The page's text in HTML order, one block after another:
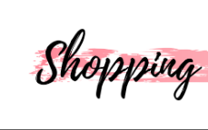
contenu